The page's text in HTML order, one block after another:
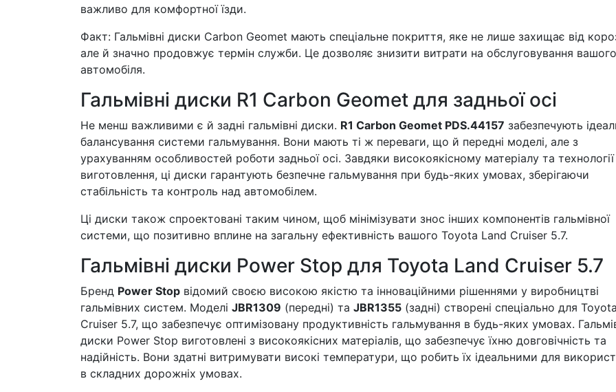
важливо для комфортної їзди.
Факт: Гальмівні диски Carbon Geomet мають спеціальне покриття, яке не лише захищає від
але й значно продовжує термін служби. Це дозволяє знизити витрати на обслуговування вашого
автомобіля.
Гальмівні диски R1 Carbon Geomet для задньої осі
Не менш важливими є й задні гальмівні диски. R1 Carbon Geomet PDS.44157 забезпечують
балансування системи гальмування. Вони мають ті ж переваги, що й передні моделі, але з
урахуванням особливостей роботи задньої осі. Завдяки високоякісному матеріалу та технології
виготовлення, ці диски гарантують безпечне гальмування при будь-яких умовах, зберігаючи
стабільність та контроль над автомобілем.
Ці диски також спроектовані таким чином, щоб мінімізувати знос інших компонентів гальмівної
системи, що позитивно вплине на загальну ефективність вашого Toyota Land Cruiser 5.7.
Гальмівні диски Power Stop для Toyota Land Cruiser 5.7
Бренд Power Stop відомий своєю високою якістю та інноваційними рішеннями у виробництві
гальмівних систем. Моделі JBR1309 (передні) та JBR1355 (задні) створені спеціально для
Cruiser 5.7, що забезпечує оптимізовану продуктивність гальмування в будь-яких умовах.
диски Power Stop виготовлені з високоякісних матеріалів, що забезпечує їхню довговічність та
надійність. Вони здатні витримувати високі температури, що робить їх ідеальними для
в складних дорожніх умовах.